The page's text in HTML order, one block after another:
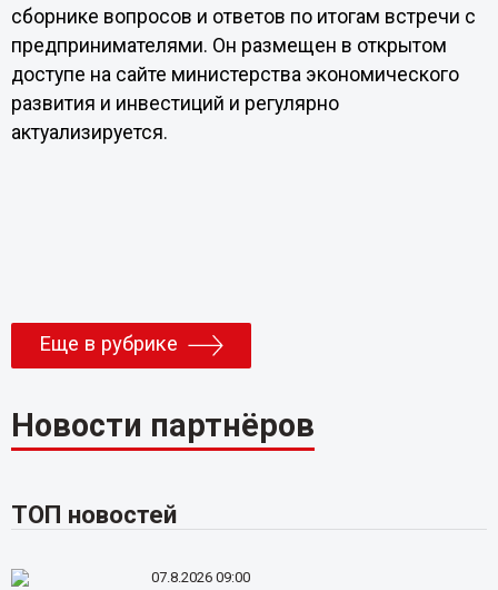
сборнике вопросов и ответов по итогам встречи с
предпринимателями. Он размещен в открытом
доступе на сайте министерства экономического
развития и инвестиций и регулярно
актуализируется.
Еще в рубрике
Новости партнёров
ТОП новостей
07.8.2026 09:00